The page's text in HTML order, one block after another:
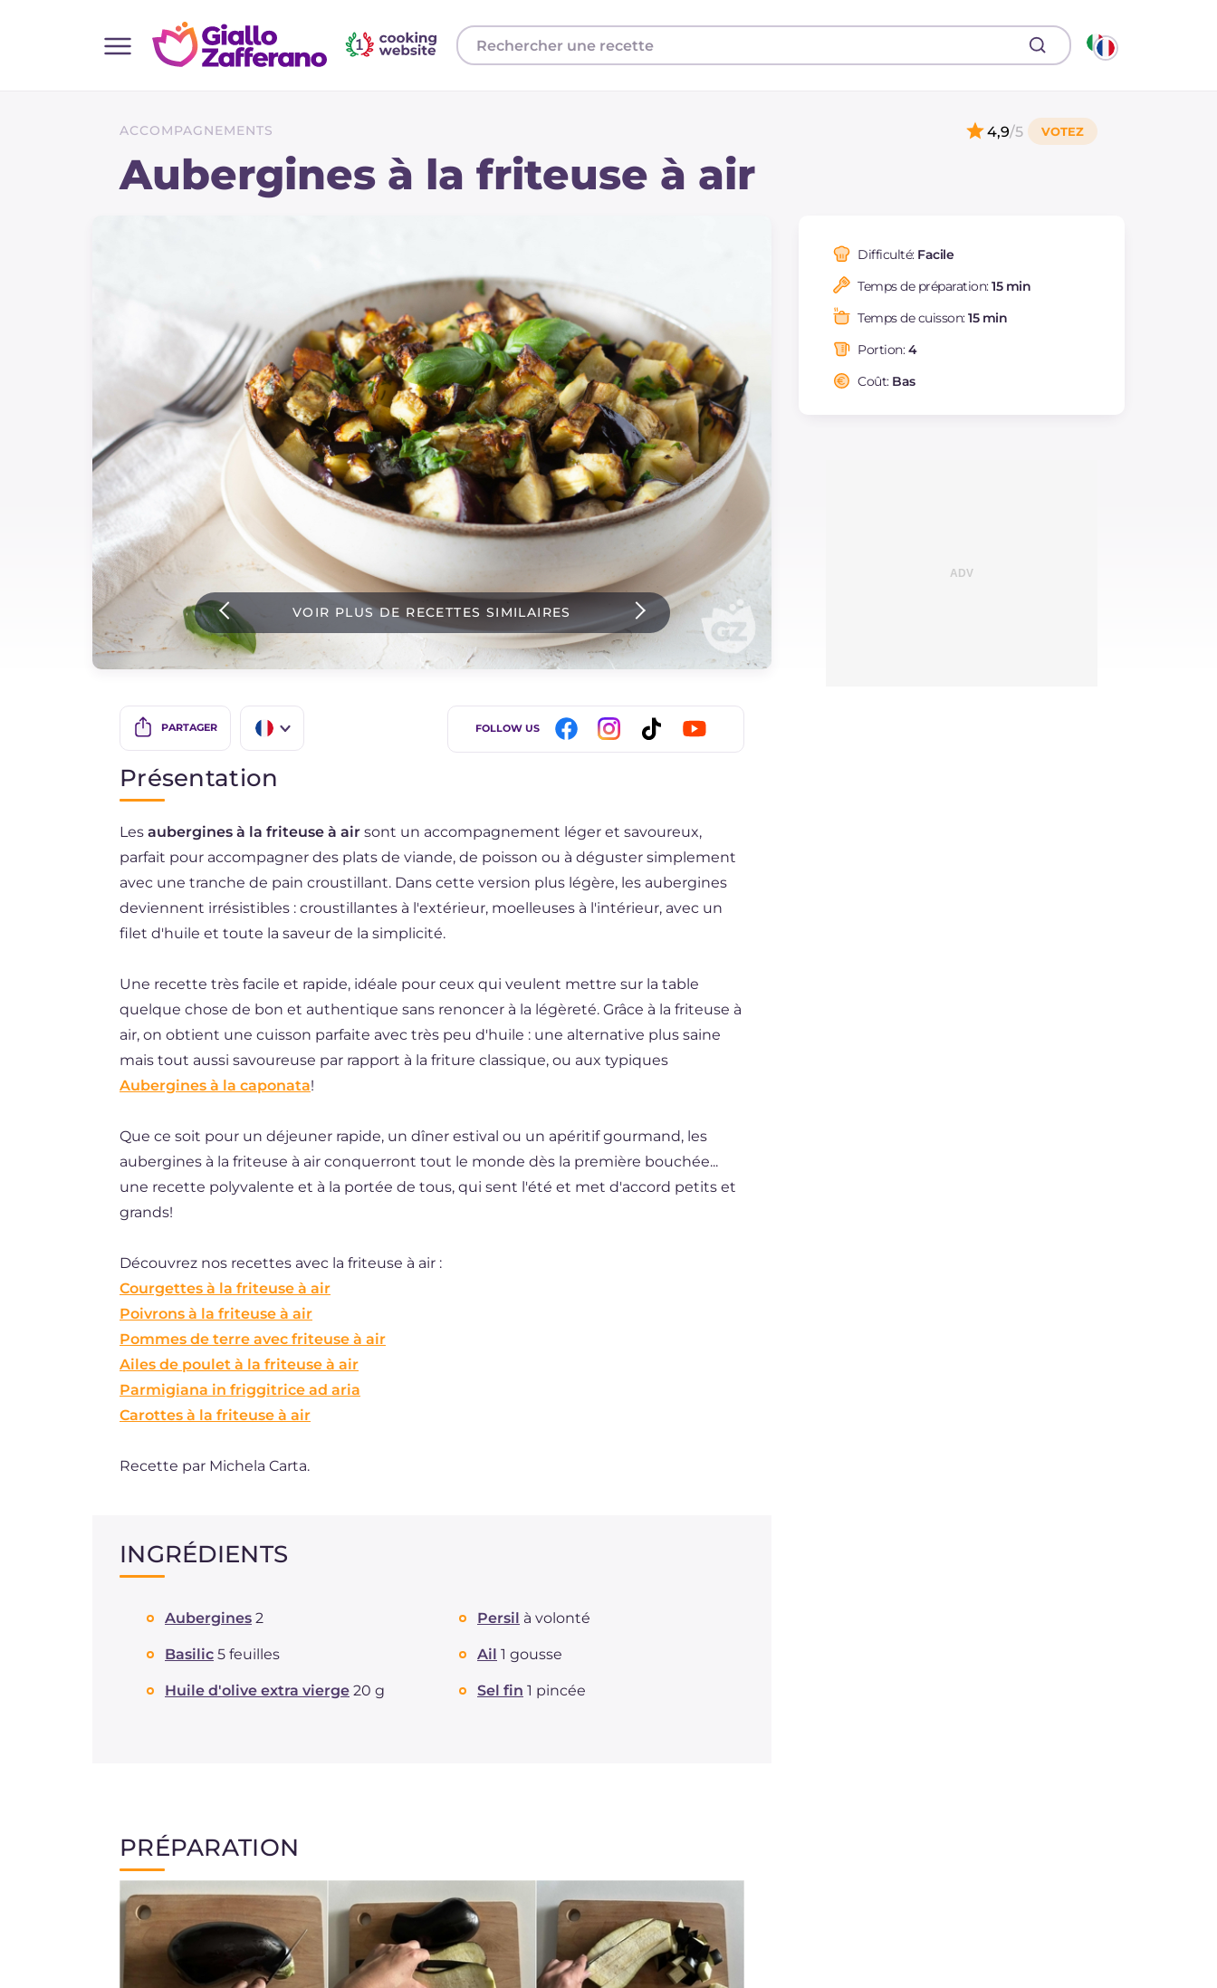
Toutes les recettes
Dernieres recettes
IT Website
Instagram
ACCOMPAGNEMENTS
Aubergines à la friteuse à air
4,9/5
VOIR PLUS DE RECETTES SIMILAIRES
PARTAGER
DE
ES
BR
NL
FOLLOW US
Difficulté: Facile
Temps de préparation:15 min
Temps de cuisson:15 min
Portion:4
Coût: Bas
Présentation
Les aubergines à la friteuse à air sont un accompagnement léger et savoureux,
parfait pour accompagner des plats de viande, de poisson ou à déguster simplement
avec une tranche de pain croustillant. Dans cette version plus légère, les aubergines
deviennent irrésistibles : croustillantes à l'extérieur, moelleuses à l'intérieur, avec un
filet d'huile et toute la saveur de la simplicité.
Une recette très facile et rapide, idéale pour ceux qui veulent mettre sur la table
quelque chose de bon et authentique sans renoncer à la légèreté. Grâce à la friteuse à
air, on obtient une cuisson parfaite avec très peu d'huile : une alternative plus saine
mais tout aussi savoureuse par rapport à la friture classique, ou aux typiques
Aubergines à la caponata!
Que ce soit pour un déjeuner rapide, un dîner estival ou un apéritif gourmand, les
aubergines à la friteuse à air conquerront tout le monde dès la première bouchée...
une recette polyvalente et à la portée de tous, qui sent l'été et met d'accord petits et
grands!
Découvrez nos recettes avec la friteuse à air :
Courgettes à la friteuse à air
Poivrons à la friteuse à air
Pommes de terre avec friteuse à air
Ailes de poulet à la friteuse à air
Parmigiana in friggitrice ad aria
Carottes à la friteuse à air
Recette par Michela Carta.
INGRÉDIENTS
Aubergines 2 Persil à volonté
Basilic 5 feuilles Ail 1 gousse
Huile d'olive extra vierge 20 g Sel fin 1 pincée
PRÉPARATION